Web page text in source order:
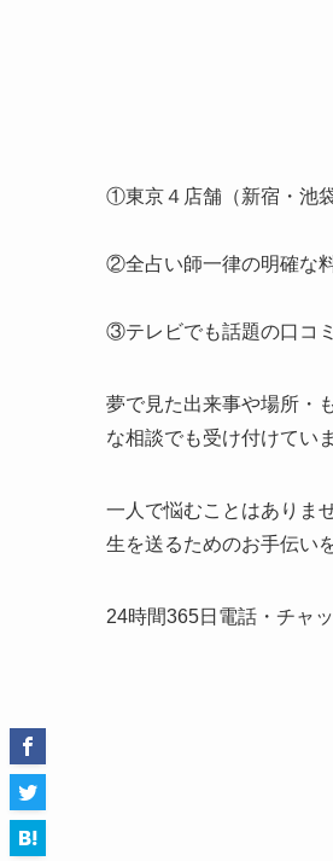
①東京４店舗（新宿・池
②全占い師一律の明確な
③テレビでも話題の口コ
夢で見た出来事や場所・
な相談でも受け付けてい
一人で悩むことはありま
生を送るためのお手伝い
24時間365日電話・チャ